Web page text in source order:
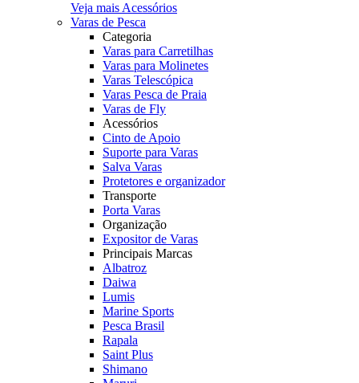
Veja mais Acessórios
Varas de Pesca
Categoria
Varas para Carretilhas
Varas para Molinetes
Varas Telescópica
Varas Pesca de Praia
Varas de Fly
Acessórios
Cinto de Apoio
Suporte para Varas
Salva Varas
Protetores e organizador
Transporte
Porta Varas
Organização
Expositor de Varas
Principais Marcas
Albatroz
Daiwa
Lumis
Marine Sports
Pesca Brasil
Rapala
Saint Plus
Shimano